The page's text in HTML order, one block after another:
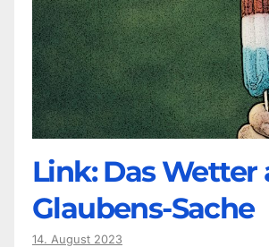
Link: Das Wetter
Glaubens-Sache
14. August 2023